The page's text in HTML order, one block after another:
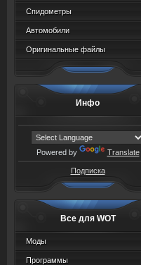
Спидометры
Автомобили
Оригинальные файлы
Инфо
Powered by Translate
Подписка
Все для WOT
Моды
Программы